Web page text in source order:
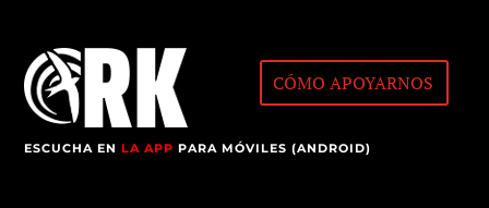
CÓMO APOYARNOS
ESCUCHA ENLA APP PARA MÓVILES (ANDROID)